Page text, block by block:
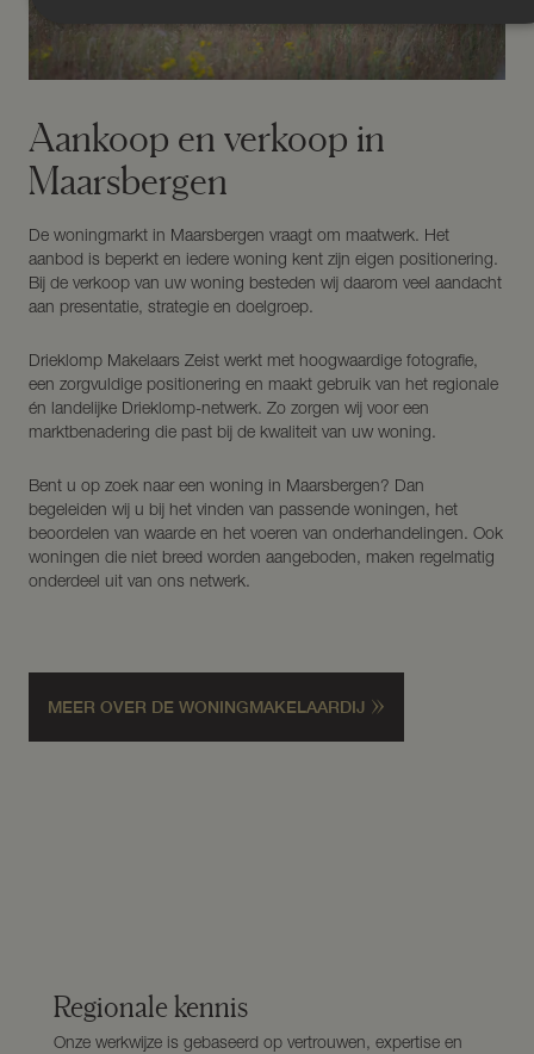
Aankoop en verkoop in
Maarsbergen
De woningmarkt in Maarsbergen vraagt om maatwerk. Het
aanbod is beperkt en iedere woning kent zijn eigen positionering.
Bij de verkoop van uw woning besteden wij daarom veel aandacht
aan presentatie, strategie en doelgroep.
Drieklomp Makelaars Zeist werkt met hoogwaardige fotografie,
een zorgvuldige positionering en maakt gebruik van het regionale
én landelijke Drieklomp-netwerk. Zo zorgen wij voor een
marktbenadering die past bij de kwaliteit van uw woning.
Bent u op zoek naar een woning in Maarsbergen? Dan
begeleiden wij u bij het vinden van passende woningen, het
beoordelen van waarde en het voeren van onderhandelingen. Ook
woningen die niet breed worden aangeboden, maken regelmatig
onderdeel uit van ons netwerk.
MEER OVER DE WONINGMAKELAARDIJ
Regionale kennis
Onze werkwijze is gebaseerd op vertrouwen, expertise en